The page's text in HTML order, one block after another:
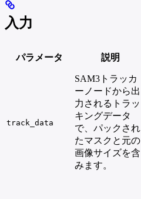
入力
パラメータ 説明
track_data
SAM3トラッカ
ーノードから出
力されるトラッ
キングデータ
で、パックされ
たマスクと元の
画像サイズを含
みます。